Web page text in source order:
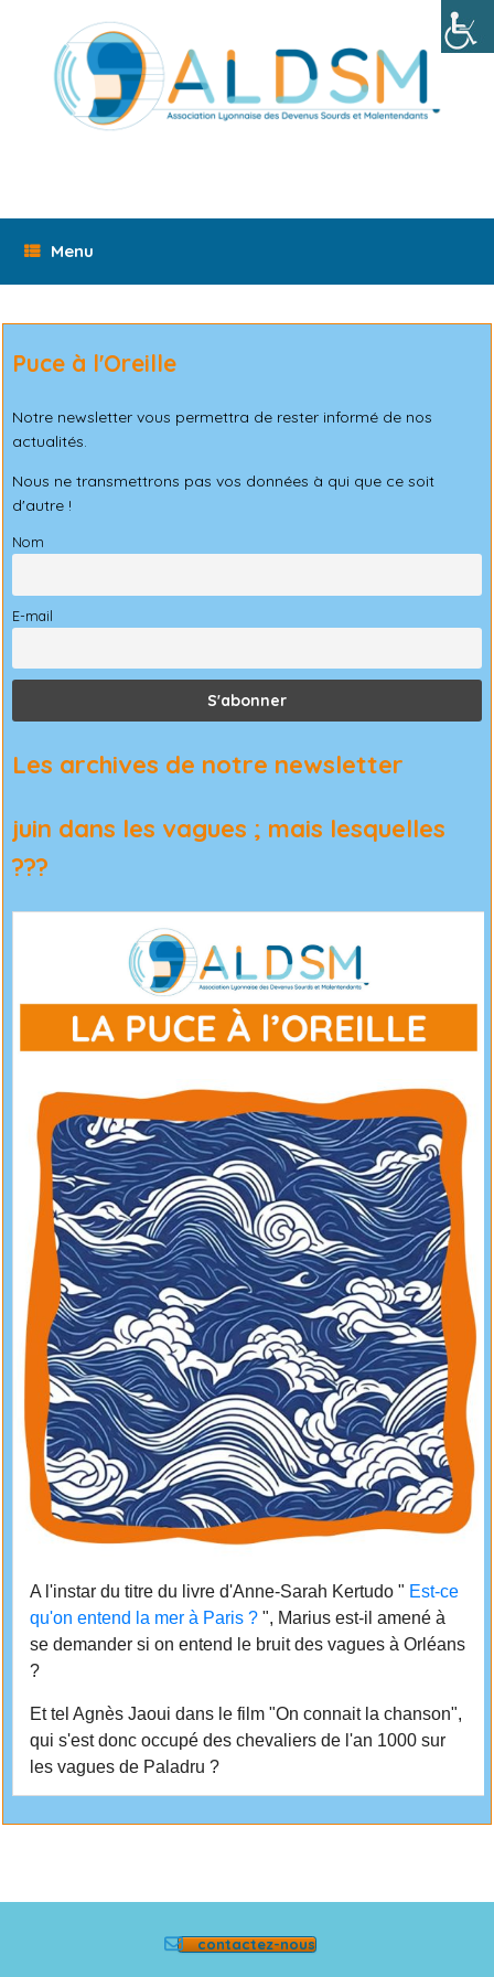
Menu
Puce à l'Oreille
Notre newsletter vous permettra de rester informé de nos
actualités.
Nous ne transmettrons pas vos données à qui que ce soit
d'autre !
Nom
E-mail
Les archives de notre newsletter
juin dans les vagues ; mais lesquelles
???
contactez-nous